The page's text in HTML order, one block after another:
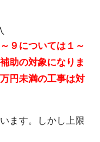
９については１～
助の対象になりま
円未満の工事は対
ます。しかし上限